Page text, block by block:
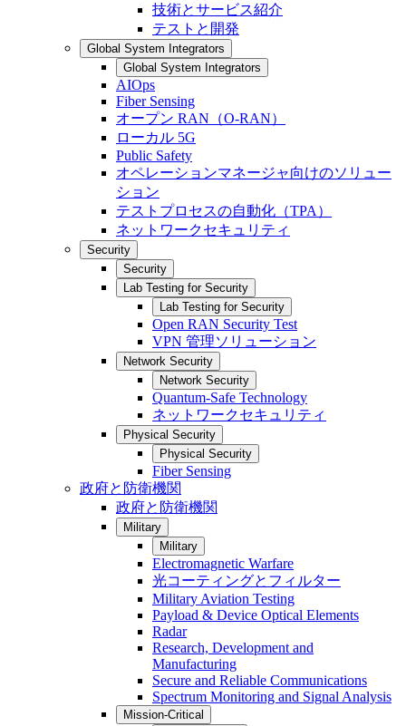
技術とサービス紹介
テストと開発
Global System Integrators
Global System Integrators
AIOps
Fiber Sensing
オープン RAN（O-RAN）
ローカル 5G
Public Safety
オペレーションマネージャ向けのソリュー
ション
テストプロセスの自動化（TPA）
ネットワークセキュリティ
Security
Security
Lab Testing for Security
Lab Testing for Security
Open RAN Security Test
VPN 管理ソリューション
Network Security
Network Security
Quantum-Safe Technology
ネットワークセキュリティ
Physical Security
Physical Security
Fiber Sensing
政府と防衛機関
政府と防衛機関
Military
Military
Electromagnetic Warfare
光コーティングとフィルター
Military Aviation Testing
Payload & Device Optical Elements
Radar
Research, Development and
Manufacturing
Secure and Reliable Communications
Spectrum Monitoring and Signal Analysis
Mission-Critical